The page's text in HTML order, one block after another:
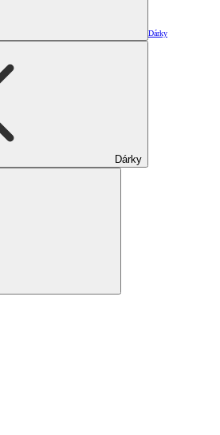
Dárky
Dárky